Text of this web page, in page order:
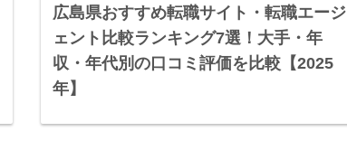
広島県おすすめ転職サイト・転職エージ
ェント比較ランキング7選！大手・年
収・年代別の口コミ評価を比較【2025
年】